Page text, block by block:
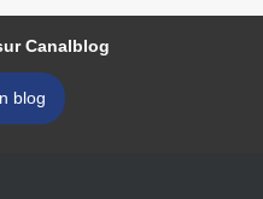
Canalblog
blog